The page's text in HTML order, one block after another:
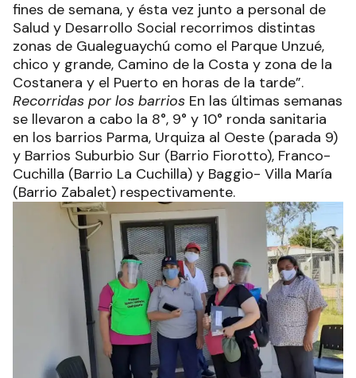
fines de semana, y ésta vez junto a personal de
Salud y Desarrollo Social recorrimos distintas
zonas de Gualeguaychú como el Parque Unzué,
chico y grande, Camino de la Costa y zona de la
Costanera y el Puerto en horas de la tarde”.
Recorridas por los barrios En las últimas semanas
se llevaron a cabo la 8°, 9° y 10° ronda sanitaria
en los barrios Parma, Urquiza al Oeste (parada 9)
y Barrios Suburbio Sur (Barrio Fiorotto), Franco-
Cuchilla (Barrio La Cuchilla) y Baggio- Villa María
(Barrio Zabalet) respectivamente.